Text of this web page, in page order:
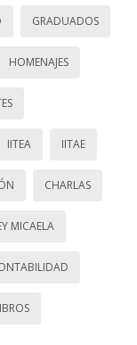
GRADUADOS
HOMENAJES
IITEA IITAE
CHARLAS
MICAELA